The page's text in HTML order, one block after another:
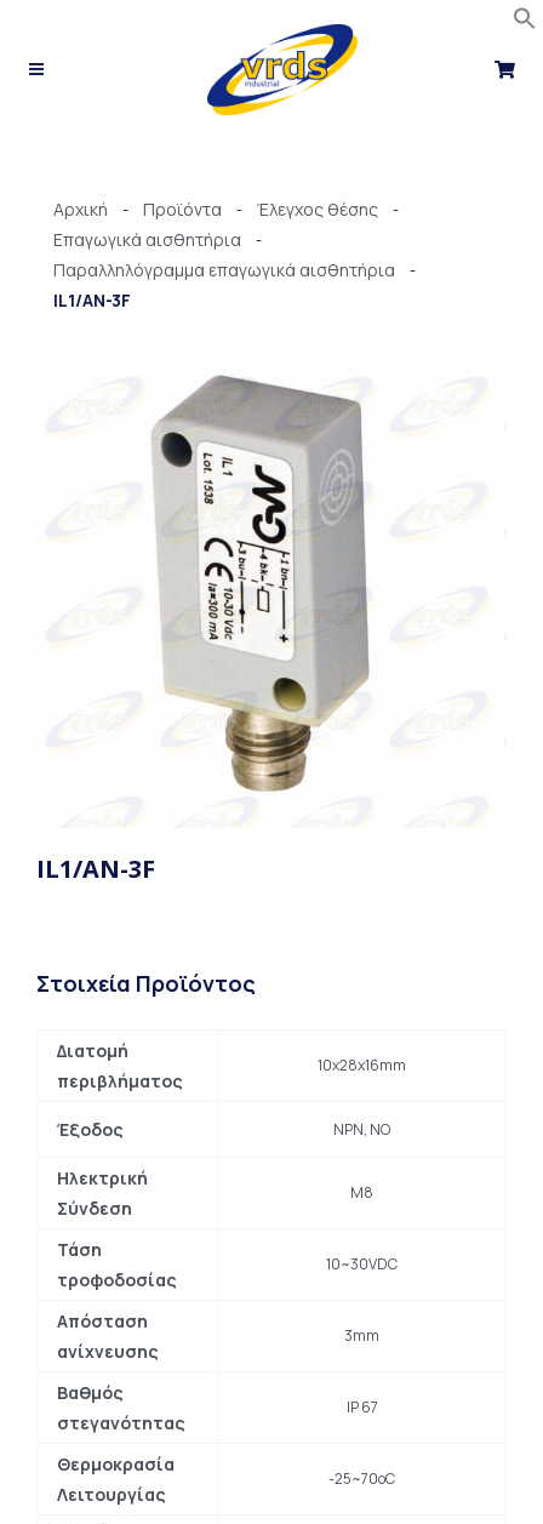
περιεχόμενο
Αρχική - Προϊόντα - Έλεγχος θέσης -
Επαγωγικά αισθητήρια -
Παραλληλόγραμμα επαγωγικά αισθητήρια -
IL1/AN-3F
IL1/AN-3F
Στοιχεία Προϊόντος
Διατομή
περιβλήματος
10x28x16mm
Έξοδος NPN, NO
Ηλεκτρική
Σύνδεση
Μ8
Τάση
τροφοδοσίας
10~30VDC
Απόσταση
ανίχνευσης
3mm
Βαθμός
στεγανότητας
IP 67
Θερμοκρασία
Λειτουργίας
-25~70oC